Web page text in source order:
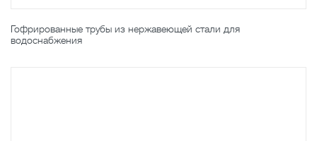
Гофрированные трубы из нержавеющей стали для
водоснабжения